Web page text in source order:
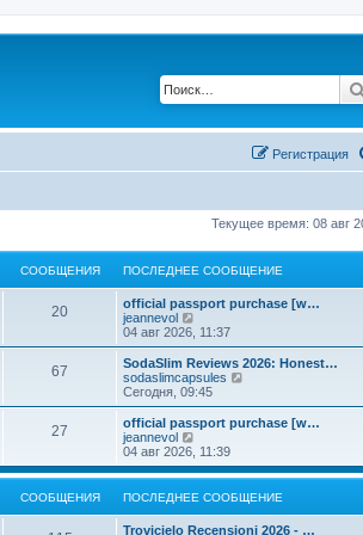
Регистрация
Текущее время: 08 авг
СООБЩЕНИЯ ПОСЛЕДНЕЕ СООБЩЕНИЕ
20
official passport purchase [w…
jeannevol
е
р
е
й
т
п
о
с
л
д
н
е
04 авг 2026, 11:37
67
SodaSlim Reviews 2026: Honest…
sodaslimcapsules
р
е
к
п
о
с
Сегодня, 09:45
27
official passport purchase [w…
jeannevol
е
р
е
й
04 авг 2026, 11:39
СООБЩЕНИЯ ПОСЛЕДНЕЕ СООБЩЕНИЕ
Trovicielo Recensioni 2026 - …